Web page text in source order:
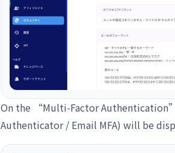
On the “Multi-Factor
Authenticator / Email MFA) will be